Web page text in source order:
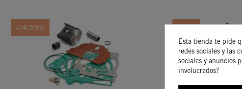
-24,59% -15%
Esta tienda te pide
redes sociales y las
sociales y anuncios
involucrados?